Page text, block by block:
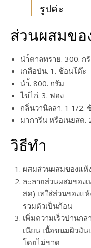
รูปค่ะ
ส่วนผสมขอ
นำ้ตาลทราย. 300. ก
เกลือป่น. 1. ช้อนโต๊ะ
นำ้. 800. กรัม
ไข่ไก่. 3. ฟอง
กลิ่นวานิลลา. 1 1/2.
มาการีน หรือเนยสด.
วิธีทำ
ผสมส่วนผสมของแห้
ละลายส่วนผสมของ
สด) เทใส่ส่วนของแ
รวมตัวเป็นก้อน
เพิ่มความเร็วปานก
เนียน เนื้อขนมผิวมั
โดยไม่ขาด